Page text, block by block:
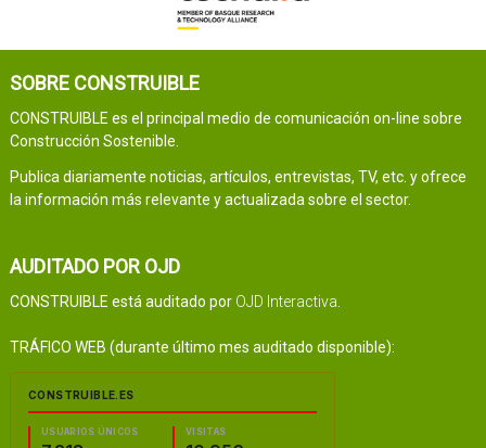
SOBRE CONSTRUIBLE
CONSTRUIBLE es el principal medio de comunicación on-line sobre
Construcción Sostenible.
Publica diariamente noticias, artículos, entrevistas, TV, etc. y ofrece
la información más relevante y actualizada sobre el sector.
AUDITADO POR OJD
CONSTRUIBLE está auditado por OJD Interactiva.
TRÁFICO WEB (durante último mes auditado disponible):